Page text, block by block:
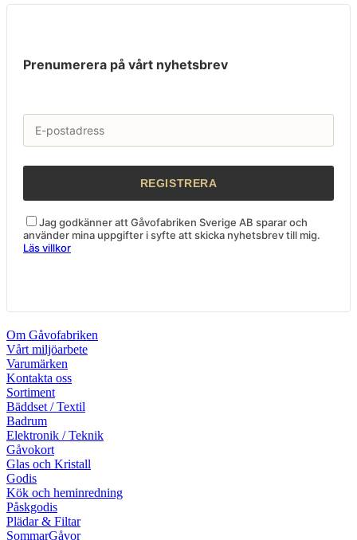
Prenumerera på vårt nyhetsbrev
Jag godkänner att Gåvofabriken Sverige AB sparar och
använder mina uppgifter i syfte att skicka nyhetsbrev till mig.
Läs villkor
Om Gåvofabriken
Vårt miljöarbete
Varumärken
Kontakta oss
Sortiment
Bäddset / Textil
Badrum
Elektronik / Teknik
Gåvokort
Glas och Kristall
Godis
Kök och heminredning
Påskgodis
Plädar & Filtar
SommarGåvor